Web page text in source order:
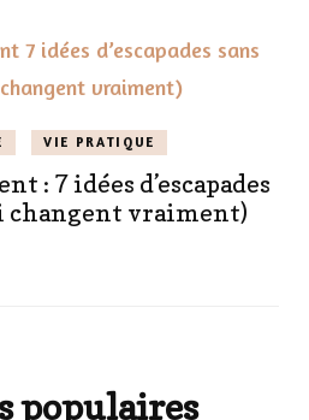
VIE PRATIQUE
: 7 idées d’escapades
changent vraiment)
populaires